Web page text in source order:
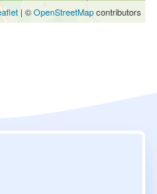
| ©OpenStreetMapcontributors